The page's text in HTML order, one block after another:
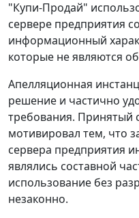
"Купи-Продай"
сервере предприятия
информационный
которые не являются
Апелляционная
решение и частично
требования. Принятый
мотивировал тем, что
сервера предприятия
являлись составной
использование без
незаконно.